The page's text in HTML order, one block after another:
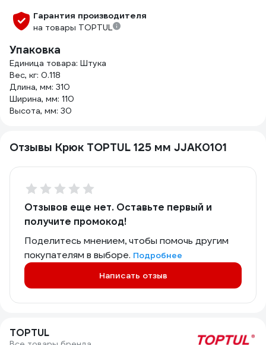
Гарантия производителя
на товары TOPTUL
Упаковка
Единица товара: Штука
Вес, кг: 0.118
Длина, мм: 310
Ширина, мм: 110
Высота, мм: 30
Отзывы Крюк TOPTUL 125 мм JJAK0101
Отзывов еще нет. Оставьте первый и
получите промокод!
Поделитесь мнением, чтобы помочь другим
покупателям в выборе. Подробнее
Написать отзыв
TOPTUL